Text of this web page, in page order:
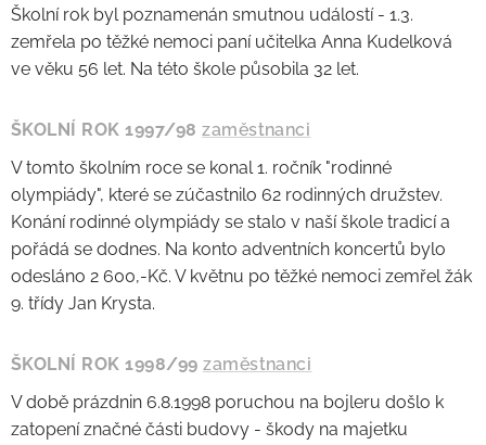
Školní rok byl poznamenán smutnou událostí - 1.3.
zemřela po těžké nemoci paní učitelka Anna Kudelková
ve věku 56 let. Na této škole působila 32 let.
ŠKOLNÍ ROK 1997/98zaměstnanci
V tomto školním roce se konal 1. ročník "rodinné
olympiády", které se zúčastnilo 62 rodinných družstev.
Konání rodinné olympiády se stalo v naší škole tradicí a
pořádá se dodnes. Na konto adventních koncertů bylo
odesláno 2 600,-Kč. V květnu po těžké nemoci zemřel žák
9. třídy Jan Krysta.
ŠKOLNÍ ROK 1998/99zaměstnanci
V době prázdnin 6.8.1998 poruchou na bojleru došlo k
zatopení značné části budovy - škody na majetku